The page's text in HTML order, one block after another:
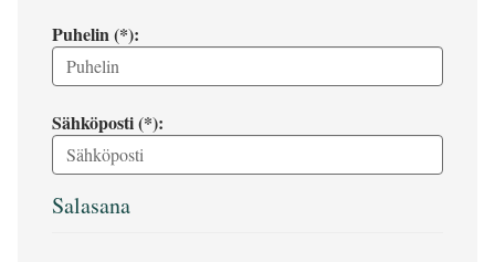
Puhelin (*):
Sähköposti (*):
Salasana